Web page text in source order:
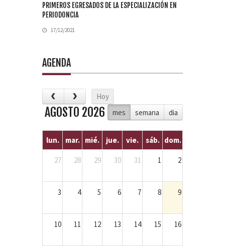
PRIMEROS EGRESADOS DE LA ESPECIALIZACIÓN EN
PERIODONCIA
17/12/2021
AGENDA
Hoy
mes
semana dia
AGOSTO 2026
lun. mar. mié. jue. vie. sáb. dom.
27 28 29 30 31 1 2
3 4 5 6 7 8 9
10 11 12 13 14 15 16